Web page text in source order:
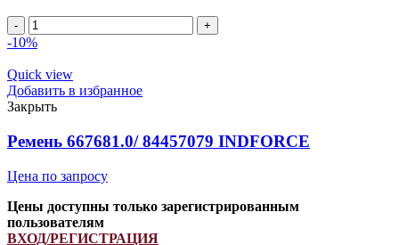
8PK
1829/
3103698/
87699094
ремень
поликлиновой
INDFORCE
Strongest
-10%
Quick view
Добавить в избранное
Закрыть
Ремень 667681.0/ 84457079 INDFORCE
Цена по запросу
Цены доступны только зарегистрированным
пользователям
ВХОД/РЕГИСТРАЦИЯ